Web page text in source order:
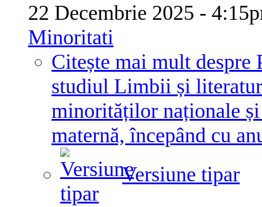
22 Decembrie 2025 -
Minoritati
Citește mai mult despre
studiul Limbii și
minorităților naționale
maternă, începând cu
Versiune tipar